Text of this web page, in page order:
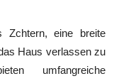
Zchtern, eine breite
Haus verlassen zu
umfangreiche